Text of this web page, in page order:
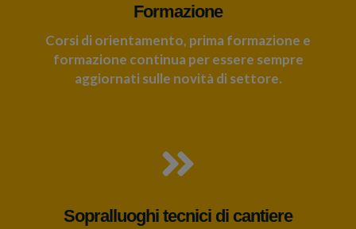
Formazione
Corsi di orientamento, prima formazione e
formazione continua per essere sempre
aggiornati sulle novità di settore.
Sopralluoghi tecnici di cantiere